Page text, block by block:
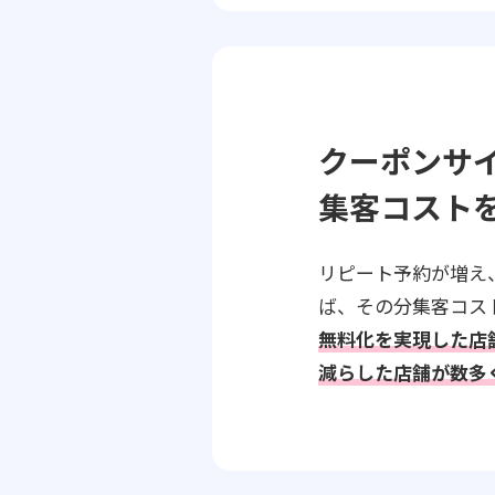
クーポンサ
集客コスト
リピート予約が増
ば、その分集客コス
無料化を実現した
減らした店舗が数多